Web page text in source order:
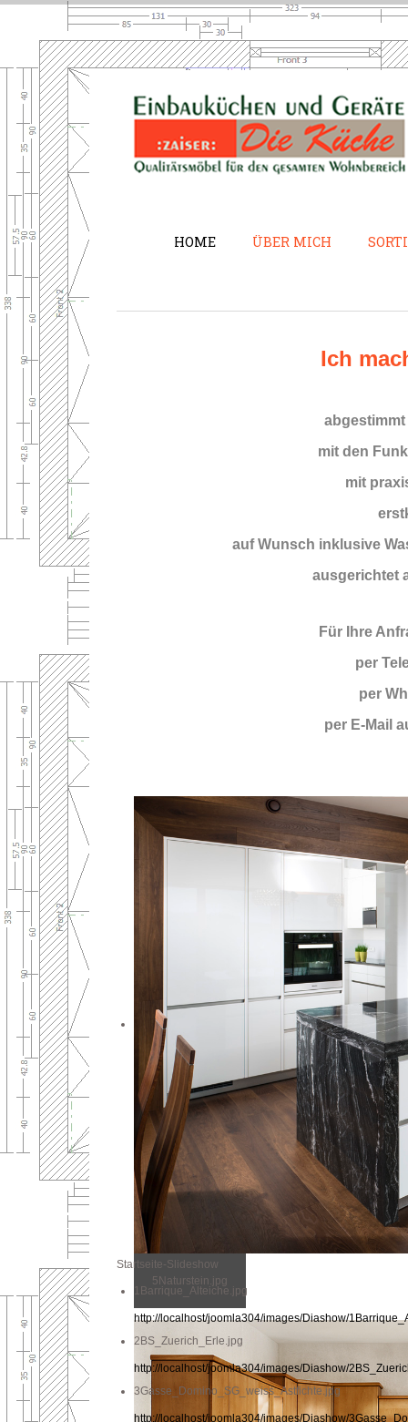
HOME ÜBER MICH
Ich
mit den
mit
auf Wunsch inklusive
ausgerichtet
Für Ihre
per
per
per E-Mail
5Naturstein.jpg
Startseite-Slideshow
1Barrique_Alteiche.jpg
http://localhost/joomla304/images/Diashow/
2BS_Zuerich_Erle.jpg
http://localhost/joomla304/images/Diashow/
3Gasse_Domino_SG_weiss_Astfichte.jpg
http://localhost/joomla304/images/Diashow/